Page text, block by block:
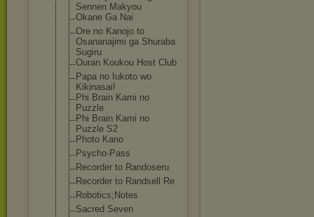
Sennen Makyou
Okane Ga Nai
Ore no Kanojo to
Osananajimi ga Shuraba
Sugiru
Ouran Koukou Host Club
Papa no Iukoto wo
Kikinasai!
Phi Brain Kami no
Puzzle
Phi Brain Kami no
Puzzle S2
Photo Kano
Psycho-Pass
Recorder to Randoseru
Recorder to Randsell Re
Robotics;Notes
Sacred Seven